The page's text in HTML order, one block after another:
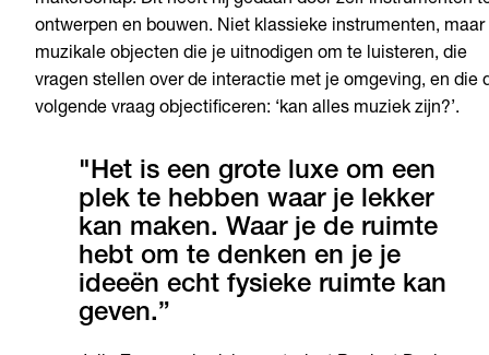
ontwerpen en bouwen. Niet klassieke instrumenten, maar
muzikale objecten die je uitnodigen om te luisteren, die
vragen stellen over de interactie met je omgeving, en die
volgende vraag objectificeren: ‘kan alles muziek zijn?’.
"Het is een grote luxe om een
plek te hebben waar je lekker
kan maken. Waar je de ruimte
hebt om te denken en je je
ideeën echt fysieke ruimte kan
geven.”